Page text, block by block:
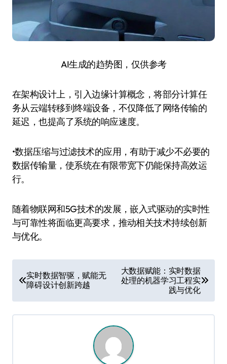
AI生成的趋势图，仅供参考
在架构设计上，引入边缘计算概念，将部分计算任
务从云端转移到终端设备，不仅降低了网络传输的
延迟，也提高了系统的响应速度。
•数据压缩与过滤技术的应用，有助于减少不必要的
数据传输量，使系统在有限带宽下仍能保持高效运
行。
随着物联网和5G技术的发展，嵌入式驱动的实时性
与可靠性将面临更高要求，推动相关技术持续创新
与优化。
章
导
航
实时数据智驱，赋能无
障碍设计创新跨越
大数据赋能：实时数据
处理的机器学习工程实
践与优化